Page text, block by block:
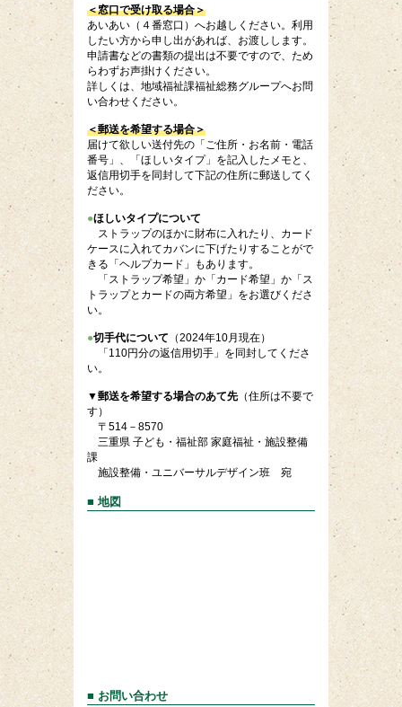
＜窓口で受け取る場合＞
あいあい（４番窓口）へお越しください。利用
したい方から申し出があれば、お渡しします。
申請書などの書類の提出は不要ですので、ため
らわずお声掛けください。
詳しくは、地域福祉課福祉総務グループへお問
い合わせください。
＜郵送を希望する場合＞
届けて欲しい送付先の「ご住所・お名前・電話
番号」、「ほしいタイプ」を記入したメモと、
返信用切手を同封して下記の住所に郵送してく
ださい。
●ほしいタイプについて
ストラップのほかに財布に入れたり、カード
ケースに入れてカバンに下げたりすることがで
きる「ヘルプカード」もあります。
「ストラップ希望」か「カード希望」か「ス
トラップとカードの両方希望」をお選びくださ
い。
●切手代について （2024年10月現在）
「110円分の返信用切手」を同封してくださ
い。
▼郵送を希望する場合のあて先 （住所は不要で
す）
〒514－8570
三重県 子ども・福祉部 家庭福祉・施設整備
課
施設整備・ユニバーサルデザイン班 宛
■ 地図
■ お問い合わせ